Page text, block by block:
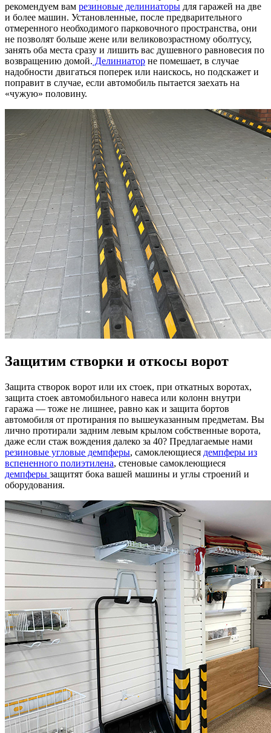
рекомендуем вам резиновые делиниаторы для гаражей на две
и более машин. Установленные, после предварительного
отмеренного необходимого парковочного пространства, они
не позволят больше жене или великовозрастному оболтусу,
занять оба места сразу и лишить вас душевного равновесия по
возвращению домой. Делиниатор не помешает, в случае
надобности двигаться поперек или наискось, но подскажет и
поправит в случае, если автомобиль пытается заехать на
«чужую» половину.
Защитим створки и откосы ворот
Защита створок ворот или их стоек, при откатных воротах,
защита стоек автомобильного навеса или колонн внутри
гаража — тоже не лишнее, равно как и защита бортов
автомобиля от протирания по вышеуказанным предметам. Вы
лично протирали задним левым крылом собственные ворота,
даже если стаж вождения далеко за 40? Предлагаемые нами
резиновые угловые демпферы, самоклеющиеся демпферы из
вспененного полиэтилена, стеновые самоклеющиеся
демпферы защитят бока вашей машины и углы строений и
оборудования.